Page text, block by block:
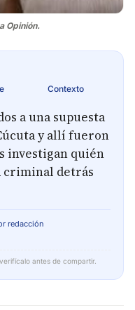
Opinión.
Contexto
a una supuesta
y allí fueron
investigan quién
criminal detrás
redacción
antes de compartir.